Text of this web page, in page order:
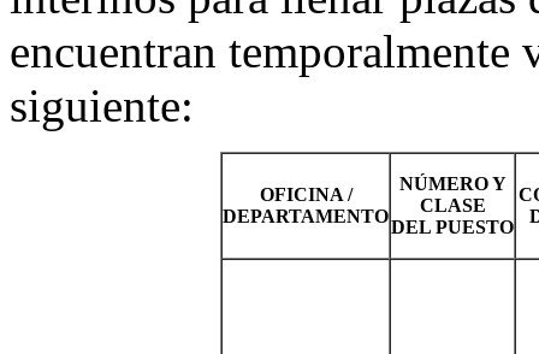
encuentran temporalmente
siguiente:
OFICINA /
DEPARTAMENTO
NÚMERO Y
CLASE
DEL PUESTO